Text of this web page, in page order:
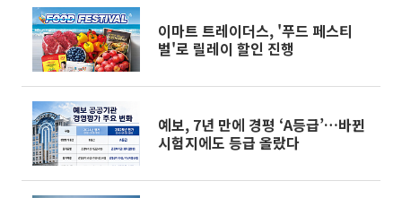
이마트 트레이더스, '푸드 페스티
벌'로 릴레이 할인 진행
예보, 7년 만에 경평 ‘A등급’…바뀐
시험지에도 등급 올랐다